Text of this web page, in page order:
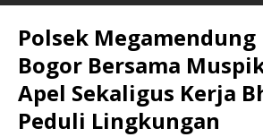
Polsek Megamendung
Bogor Bersama
Apel Sekaligus Kerja
Peduli Lingkungan